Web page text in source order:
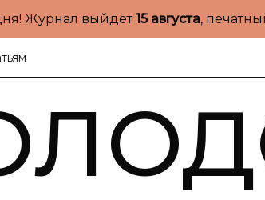
Журнал выйдет15 августа,